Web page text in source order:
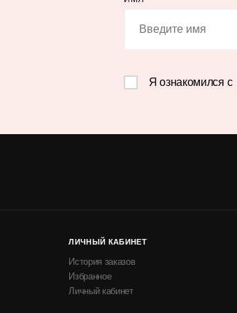
Я ознакомился с
ЛИЧНЫЙ КАБИНЕТ
История заказов
Избранное
Личный кабинет